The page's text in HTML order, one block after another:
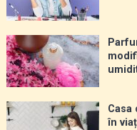
în